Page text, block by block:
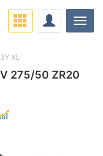
275/50 ZR20
XL